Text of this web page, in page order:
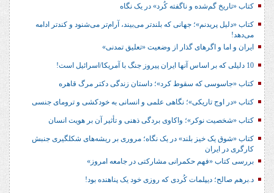
کتاب «تاریخ گم‌شده و ناگفته کُرد» در یک نگاه
کتاب «دلیل پریدنم»؛ جهانی که بلندتر می‌بیند، آرام‌تر می‌شنود و کندتر ادامه
می‌دهد!
ایران و اما و اگرهای گذار از وضعیت «تعلیق تمدنی»
10 دلیلی که بر اساس آنها ایران پیروز جنگ با آمریکا/اسرائیل است!
کتاب «جاسوسی که سقوط کرد»؛ داستان زندگی دکتر مرگ قاهره
کتاب «در اوج تاریکی»؛ نگاهی علمی و انسانی به خودکشی و ترومای جنسی
کتاب «شخصیت نوکر»؛ واکاوی بردگی ذهنی و تأثیر آن بر هویت انسان
کتاب «شوق یک خیز بلند» در یک نگاه؛ مروری بر ریشه‌های شکل‎گیری جنبش
کارگری در ایران
بررسی کتاب «فهم حکمرانی مشارکتی در جامعه امروز»
د.برهم صالح؛ دیپلمات کُردی که روزی خود یک پناهنده بود!